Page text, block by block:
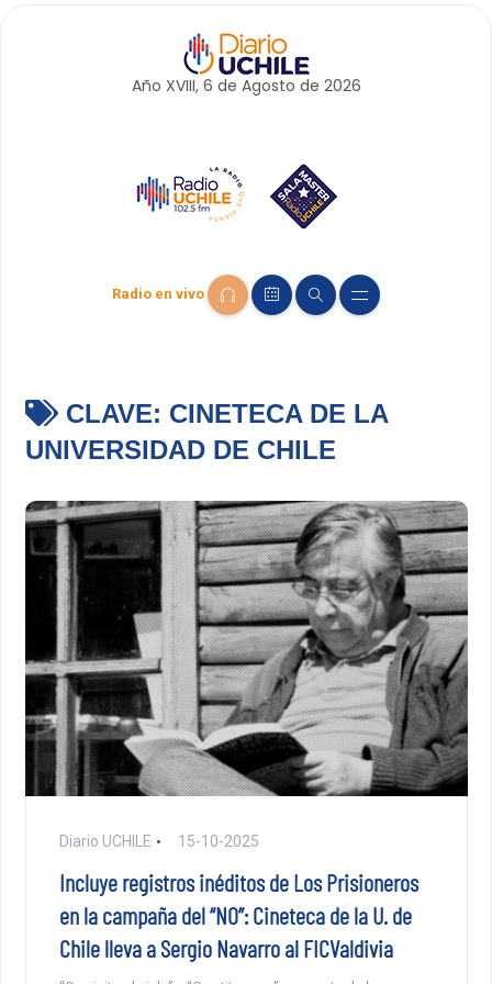
Año XVIII, 6 de Agosto de 2026
Radio en vivo
CLAVE: CINETECA DE LA
UNIVERSIDAD DE CHILE
Diario UCHILE 15-10-2025
Incluye registros inéditos de Los Prisioneros
en la campaña del “NO”: Cineteca de la U. de
Chile lleva a Sergio Navarro al FICValdivia